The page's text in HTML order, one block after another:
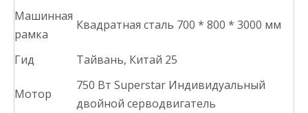
Машинная
рамка
Квадратная сталь 700 * 800 * 3000 мм
Гид Тайвань, Китай 25
Мотор
750 Вт Superstar Индивидуальный
двойной серводвигатель